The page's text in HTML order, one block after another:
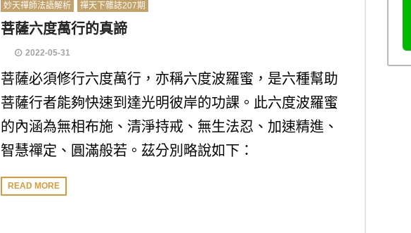
妙天禪師法語解析 禪天下雜誌207期
菩薩六度萬行的真諦
2022-05-31
菩薩必須修行六度萬行，亦稱六度波羅蜜，是六種幫助
菩薩行者能夠快速到達光明彼岸的功課。此六度波羅蜜
的內涵為無相布施、清淨持戒、無生法忍、加速精進、
智慧禪定、圓滿般若。茲分別略說如下：
READ MORE